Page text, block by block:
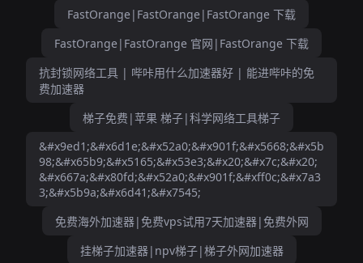
FastOrange|FastOrange|FastOrange 下载
FastOrange|FastOrange 官网|FastOrange 下载
抗封锁网络工具 | 哔咔用什么加速器好 | 能进哔咔的免
费加速器
梯子免费|苹果 梯子|科学网络工具梯子
&#x9ed1;&#x6d1e;&#x52a0;&#x901f;&#x5668;&#x5b
98;&#x65b9;&#x5165;&#x53e3;&#x20;&#x7c;&#x20;
&#x667a;&#x80fd;&#x52a0;&#x901f;&#xff0c;&#x7a3
3;&#x5b9a;&#x6d41;&#x7545;
免费海外加速器|免费vps试用7天加速器|免费外网
挂梯子加速器|npv梯子|梯子外网加速器